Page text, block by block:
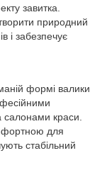
завитка.
природний
і забезпечує
формі валики
краси.
для
стабільний